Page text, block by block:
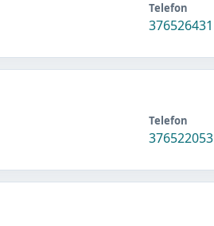
Telefon
376526431
Telefon
376522053